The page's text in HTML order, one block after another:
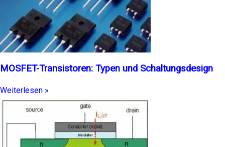
MOSFET-Transistoren: Typen und Schaltungsdesign
Weiterlesen »